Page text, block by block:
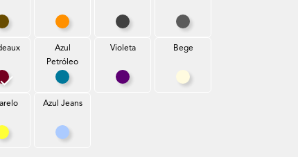
Tabaco Laranja Preto Cinzento
Bordeaux
Azul
Petróleo
Azul Petróleo
Violeta
Violeta
Bege
Bege
Amarelo
Azul Jeans
Azul Jeans